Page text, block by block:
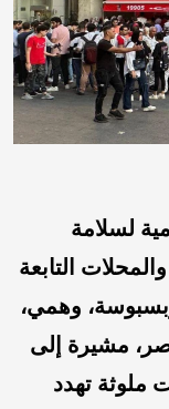
لسلامة
التابعة
وهمي،
مشيرة إلى
ملوثة تهدد